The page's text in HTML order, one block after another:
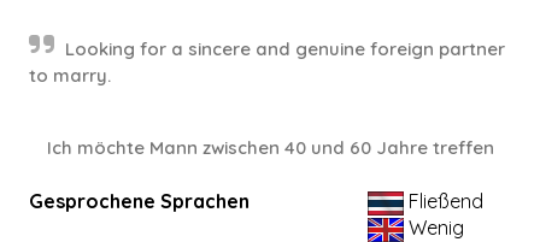
Looking for a sincere and genuine foreign partner
to marry.
Ich möchte Mann zwischen 40 und 60 Jahre treffen
Gesprochene Sprachen
Fließend
Wenig